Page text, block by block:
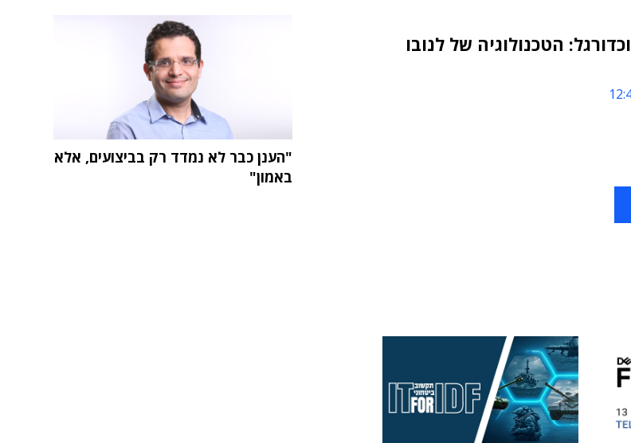
כך מחברים בין AI וכדורגל: הטכנולוגיה של לנובו
"הענן כבר לא נמדד רק בביצועים, אלא
באמון"